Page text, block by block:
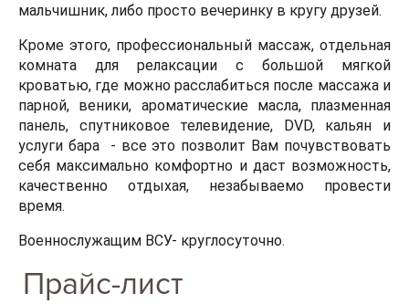
мальчишник, либо просто вечеринку в кругу друзей.
Кроме этого, профессиональный массаж, отдельная
комната для релаксации с большой мягкой
кроватью, где можно расслабиться после массажа и
парной, веники, ароматические масла, плазменная
панель, спутниковое телевидение, DVD, кальян и
услуги бара - все это позволит Вам почувствовать
себя максимально комфортно и даст возможность,
качественно отдыхая, незабываемо провести
время.
Военнослужащим ВСУ- круглосуточно.
Прайс-лист